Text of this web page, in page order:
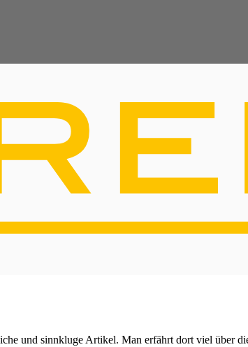
und sinnkluge Artikel. Man erfährt dort viel über